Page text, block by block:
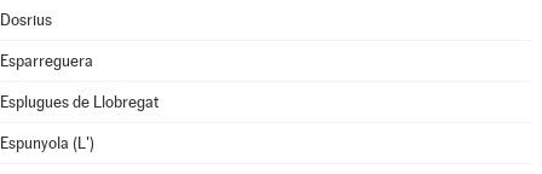
Dosrius
Esparreguera
Esplugues de Llobregat
Espunyola (L')